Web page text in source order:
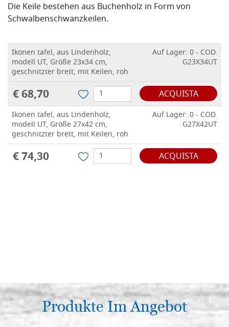
Die Keile bestehen aus Buchenholz in Form von
Schwalbenschwanzkeilen.
Ikonen tafel, aus Lindenholz,
modell UT, Größe 23x34 cm,
geschnitzter brett, mit Keilen, roh
Auf Lager: 0 - COD.
G23X34UT
€ 68,70 ACQUISTA
Ikonen tafel, aus Lindenholz,
modell UT, Größe 27x42 cm,
geschnitzter brett, mit Keilen, roh
Auf Lager: 0 - COD.
G27X42UT
€ 74,30 ACQUISTA
Produkte Im Angebot